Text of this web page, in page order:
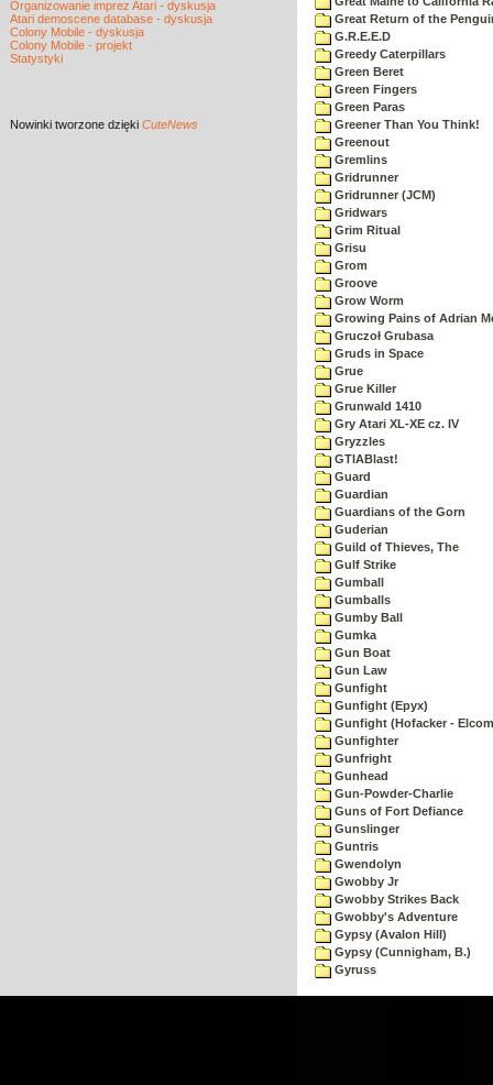
Organizowanie imprez Atari - dyskusja
Atari demoscene database - dyskusja
Colony Mobile - dyskusja
Colony Mobile - projekt
Statystyki
Nowinki tworzone dzięki CuteNews
Great Return of the
G.R.E.E.D
Greedy Caterpillars
Green Beret
Green Fingers
Green Paras
Greener Than You Think!
Greenout
Gremlins
Gridrunner
Gridrunner (JCM)
Gridwars
Grim Ritual
Grisu
Grom
Groove
Grow Worm
Growing Pains of Adrian
Gruczoł Grubasa
Gruds in Space
Grue
Grue Killer
Grunwald 1410
Gry Atari XL-XE cz. IV
Gryzzles
GTIABlast!
Guard
Guardian
Guardians of the Gorn
Guderian
Guild of Thieves, The
Gulf Strike
Gumball
Gumballs
Gumby Ball
Gumka
Gun Boat
Gun Law
Gunfight
Gunfight (Epyx)
Gunfight (Hofacker -
Gunfighter
Gunfright
Gunhead
Gun-Powder-Charlie
Guns of Fort Defiance
Gunslinger
Guntris
Gwendolyn
Gwobby Jr
Gwobby Strikes Back
Gwobby's Adventure
Gypsy (Avalon Hill)
Gypsy (Cunnigham, B.)
Gyruss